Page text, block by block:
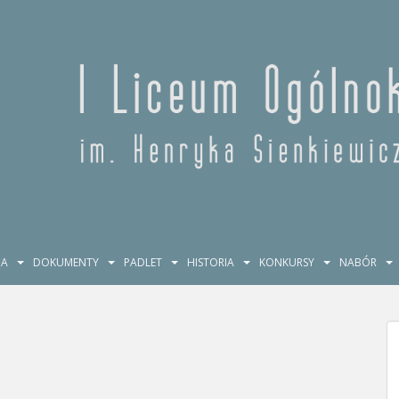
DOKUMENTY PADLET HISTORIA KONKURSY NABÓR